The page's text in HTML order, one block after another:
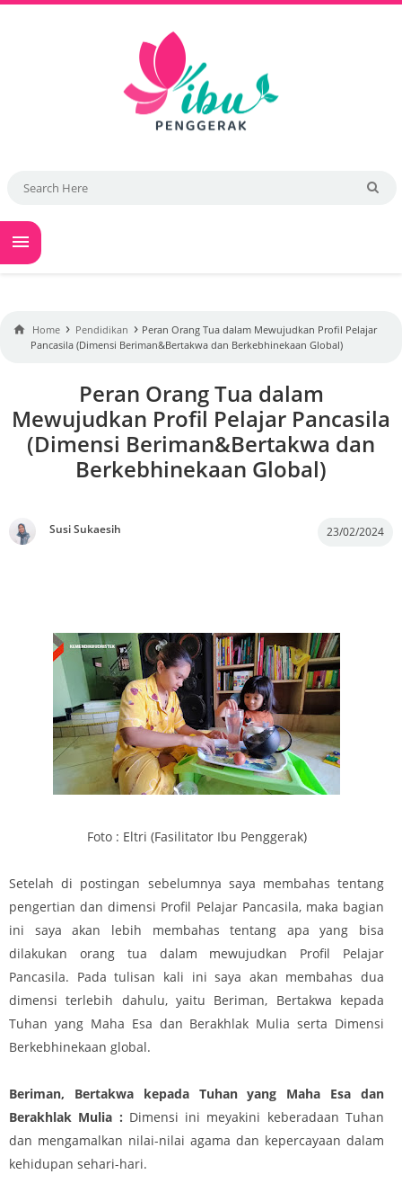

 Home › Pendidikan › Peran Orang Tua dalam Mewujudkan Profil Pelajar
Pancasila (Dimensi Beriman&Bertakwa dan Berkebhinekaan Global)
Peran Orang Tua dalam
Mewujudkan Profil Pelajar Pancasila
(Dimensi Beriman&Bertakwa dan
Berkebhinekaan Global)
Susi Sukaesih 23/02/2024
Foto : Eltri (Fasilitator Ibu Penggerak)
Setelah di postingan sebelumnya saya membahas tentang
pengertian dan dimensi Profil Pelajar Pancasila, maka bagian
ini saya akan lebih membahas tentang apa yang bisa
dilakukan orang tua dalam mewujudkan Profil Pelajar
Pancasila. Pada tulisan kali ini saya akan membahas dua
dimensi terlebih dahulu, yaitu Beriman, Bertakwa kepada
Tuhan yang Maha Esa dan Berakhlak Mulia serta Dimensi
Berkebhinekaan global.
Beriman, Bertakwa kepada Tuhan yang Maha Esa dan
Berakhlak Mulia : Dimensi ini meyakini keberadaan Tuhan
dan mengamalkan nilai-nilai agama dan kepercayaan dalam
kehidupan sehari-hari.